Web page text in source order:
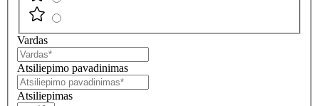
Vardas
Atsiliepimo pavadinimas
Atsiliepimas